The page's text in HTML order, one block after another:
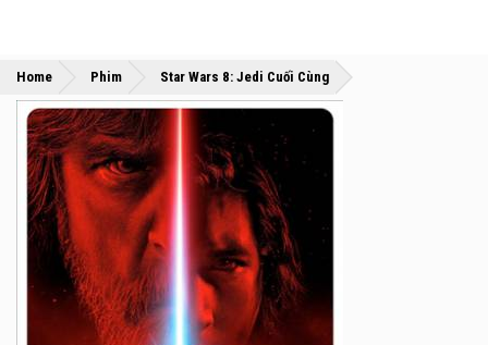
Home »
Phim »
Star Wars 8: Jedi Cuối Cùng